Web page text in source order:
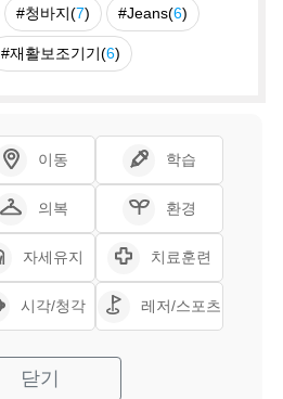
#청바지(7) #Jeans(6)
#재활보조기기(6)
이동 학습
의복 환경
자세유지 치료훈련
시각/청각 레저/스포츠
닫기